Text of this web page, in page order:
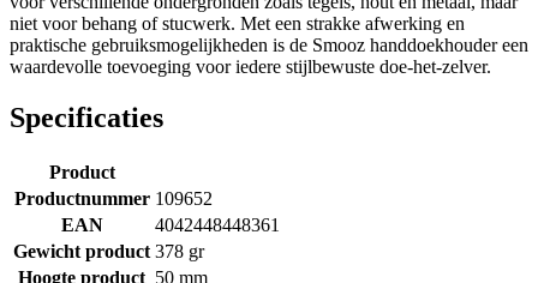
niet voor behang of stucwerk. Met een strakke afwerking en
praktische gebruiksmogelijkheden is de Smooz handdoekhouder een
waardevolle toevoeging voor iedere stijlbewuste doe-het-zelver.
Specificaties
Product
Productnummer 109652
EAN
4042448448361
Gewicht product 378 gr
Hoogte product 50 mm